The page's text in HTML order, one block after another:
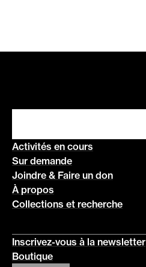
Activités en cours
Sur demande
Joindre & Faire un don
À propos
Collections et recherche
Inscrivez-vous à la newsletter
Boutique